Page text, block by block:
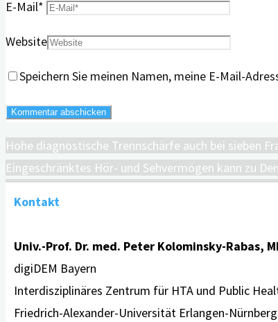
E-Mail*
Website
Speichern Sie meinen Namen, meine E-Mail-
Hohe diagnostische Trennschärfe auch bei sieben
Eingeschränktes Hör- und Sehvermögen kann zu
Kontakt
Univ.-Prof. Dr. med. Peter Kolominsky-Rabas,
digiDEM Bayern
Interdisziplinäres Zentrum für HTA und Public
Friedrich-Alexander-Universität Erlangen-Nürnberg